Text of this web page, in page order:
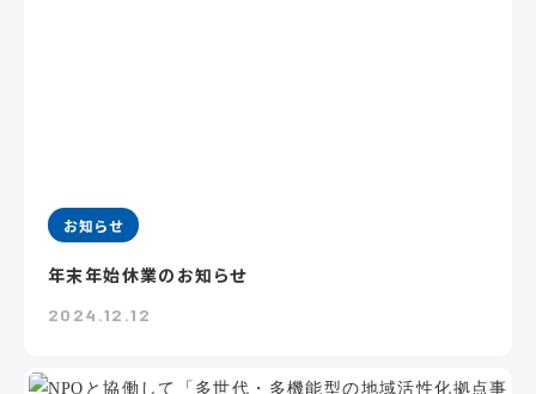
お知らせ
年末年始休業のお知らせ
2024.12.12